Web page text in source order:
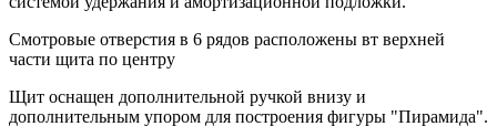
Смотровые отверстия в 6 рядов расположены вт верхней
части щита по центру
Щит оснащен дополнительной ручкой внизу и
дополнительным упором для построения фигуры "Пирамида".